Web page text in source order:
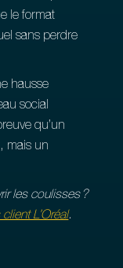
le format
sans perdre
hausse
social
qu’un
mais un
les coulisses ?
L’Oréal.